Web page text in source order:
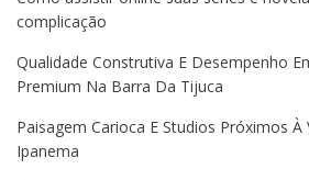
complicação
Qualidade Construtiva E Desempenho
Premium Na Barra Da Tijuca
Paisagem Carioca E Studios Próximos À
Ipanema